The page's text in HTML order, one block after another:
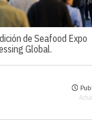
de Seafood Expo
Global.